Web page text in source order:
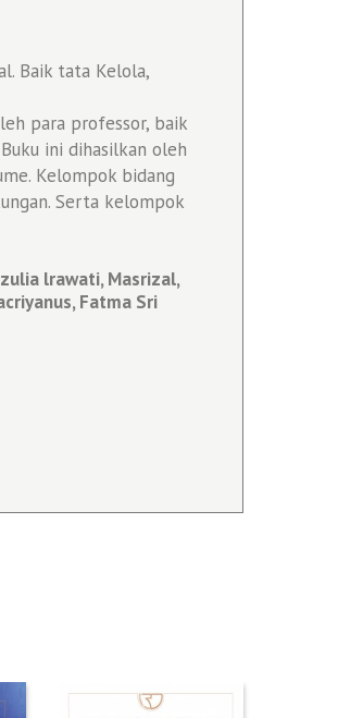
Baik tata Kelola,
para professor, baik
ini dihasilkan oleh
Kelompok bidang
Serta kelompok
lrawati, Masrizal,
Fatma Sri